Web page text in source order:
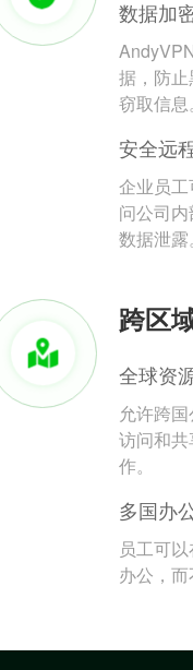
数据加
据，防
窃取信息。
安全远
企业员
问公司
数据泄露。
跨区
全球资
允许跨
访问和
作。
多国办
员工可
办公，而